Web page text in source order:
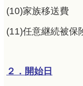
(10)家族移送費
(11)任意継続被保
２．開始日